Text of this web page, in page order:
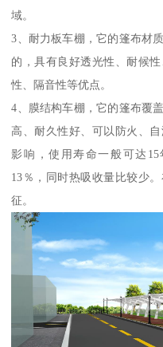
域。
3、耐力板车棚，它的篷布材
的，具有良好透光性、耐候
性、隔音性等优点。
4、膜结构车棚，它的篷布覆
高、耐久性好、可以防火、
影响，使用寿命一般可达
13％，同时热吸收量比较少
征。